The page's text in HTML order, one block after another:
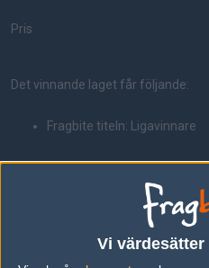
Vi
Pris
Det vinnande laget får följande:
Fragbite titeln: Ligavinnare